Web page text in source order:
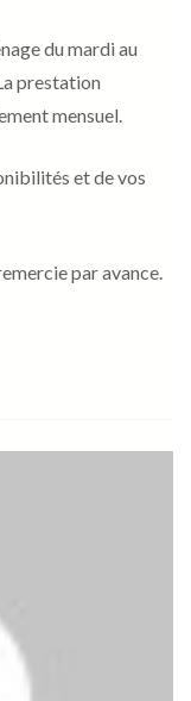
du mardi au
prestation
mensuel.
et de vos
par avance.